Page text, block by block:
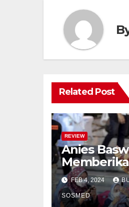
Related Post
REVIEW
Anies
Dukungan
Terhadap
FEB 4, 2024
SOSMED